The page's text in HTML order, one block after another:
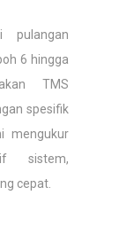
pulangan
6 hingga
TMS
spesifik
mengukur
sistem,
cepat.